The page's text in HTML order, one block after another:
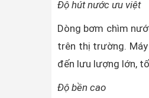
Độ hút nước ưu việt
Dòng bơm chìm
trên thị trường.
đến lưu lượng lớn,
Độ bền cao